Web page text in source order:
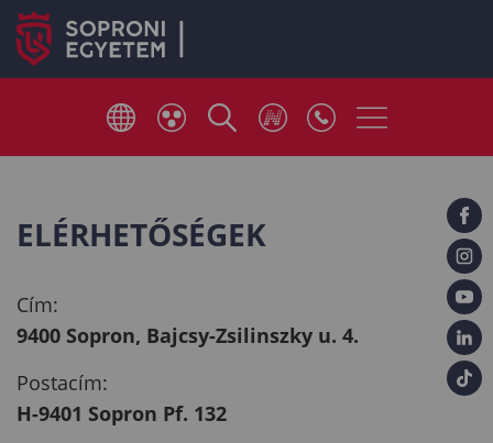
ELÉRHETŐSÉGEK
Cím:
9400 Sopron, Bajcsy-Zsilinszky u. 4.
Postacím:
H-9401 Sopron Pf. 132